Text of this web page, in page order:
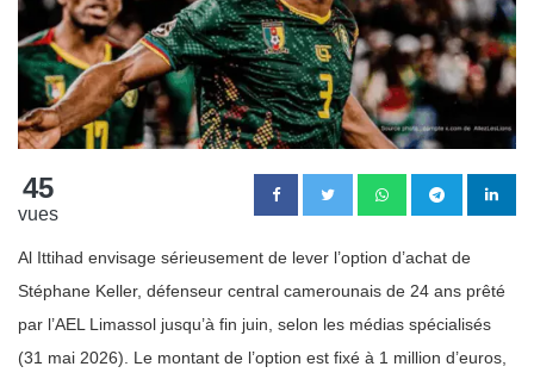
45
vues
Al Ittihad envisage sérieusement de lever l’option d’achat de
Stéphane Keller, défenseur central camerounais de 24 ans prêté
par l’AEL Limassol jusqu’à fin juin, selon les médias spécialisés
(31 mai 2026). Le montant de l’option est fixé à 1 million d’euros,